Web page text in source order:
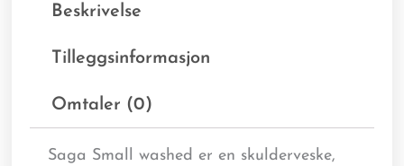
Beskrivelse
Tilleggsinformasjon
Omtaler (0)
Saga Small washed er en skulderveske,